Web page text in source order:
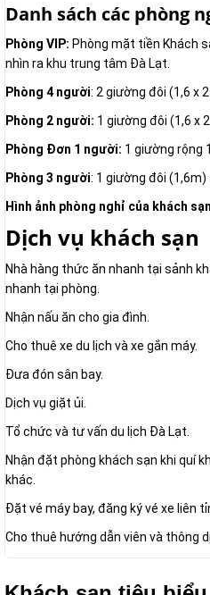
Danh sách các phòng
Phòng VIP: Phòng mặt tiền Khách
nhìn ra khu trung tâm Đà Lạt.
Phòng 4 người: 2 giường đôi (1,6 x
Phòng 2 người: 1 giường đôi (1,6 x
Phòng Đơn 1 người: 1 giường rộng
Phòng 3 người: 1 giường đôi (1,6m)
Hình ảnh phòng nghỉ của khách
Dịch vụ khách sạn
Nhà hàng thức ăn nhanh tại sảnh
nhanh tại phòng.
Nhận nấu ăn cho gia đình.
Cho thuê xe du lịch và xe gắn máy.
Đưa đón sân bay.
Dịch vụ giặt ủi.
Tổ chức và tư vấn du lịch Đà Lạt.
Nhận đặt phòng khách sạn khi quí
khác.
Đặt vé máy bay, đăng ký vé xe liên
Cho thuê hướng dẫn viên và thông